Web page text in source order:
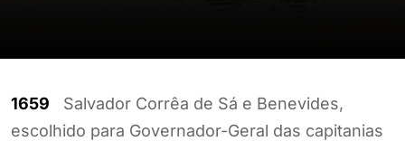
1659 Salvador Corrêa de Sá e Benevides,
escolhido para Governador-Geral das capitanias